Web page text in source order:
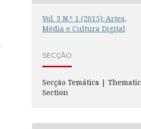
Vol. 3 N.º 1 (2015): Artes,
Média e Cultura Digital
SECÇÃO
Secção Temática | Thematic
Section